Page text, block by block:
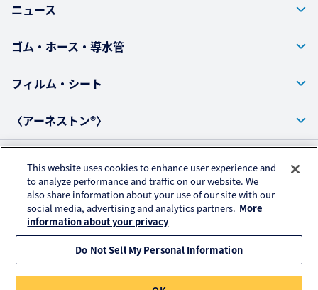
ニュース
ゴム・ホース・導水管
フィルム・シート
〈アーネストン®〉
プライバシーポリシー
アクセスデータの取扱いについて
ご利用にあたって
© KURARAY PLASTICS CO., LTD. All RIGHTS RESERVED.
This website uses cookies to enhance user experience and
to analyze performance and traffic on our website. We
also share information about your use of our site with our
social media, advertising and analytics partners. More
information about your privacy
Do Not Sell My Personal Information